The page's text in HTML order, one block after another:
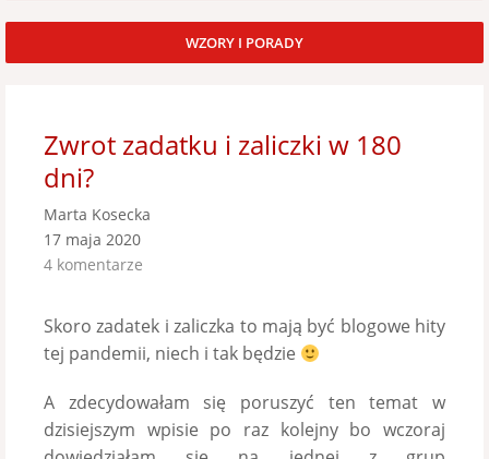
WZORY I PORADY
Zwrot zadatku i zaliczki w 180
dni?
Marta Kosecka
17 maja 2020
4 komentarze
Skoro zadatek i zaliczka to mają być blogowe hity
tej pandemii, niech i tak będzie
A zdecydowałam się poruszyć ten temat w
dzisiejszym wpisie po raz kolejny bo wczoraj